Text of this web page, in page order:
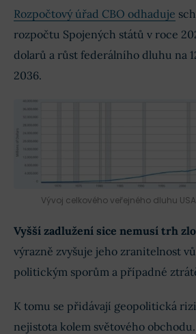
Rozpočtový úřad CBO odhaduje
rozpočtu Spojených států v roce
dolarů a růst federálního dluhu na
2036.
Vývoj celkového veřejného dluhu
Vyšší zadlužení sice nemusí trh
výrazně zvyšuje jeho zranitelnost
politickým sporům a případné
K tomu se přidávají geopolitická
nejistota kolem světového obchodu.